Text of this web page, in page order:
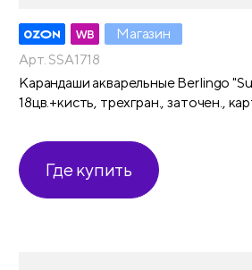
Магазин
Арт. SSA1718
Карандаши акварельные Berlingo
18цв.+кисть, трехгран., заточен.,
Где купить